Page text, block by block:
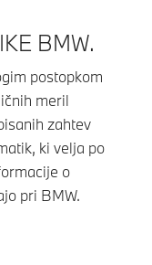
BMW.
postopkom
meril
zahtev
ki velja po
o
pri BMW.